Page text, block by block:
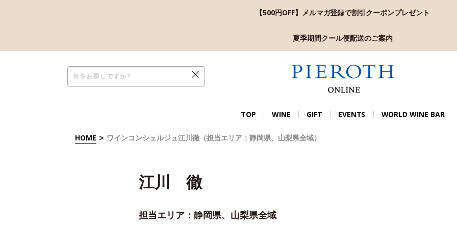
【500円OFF】メルマガ登録で割引クーポンプレゼント
夏季期間クール便配送のご案内
TOP WINE GIFT EVENTS WORLD WINE BAR
HOME > ワインコンシェルジュ江川徹（担当エリア：静岡県、山梨県全域）
江川 徹
担当エリア：静岡県、山梨県全域